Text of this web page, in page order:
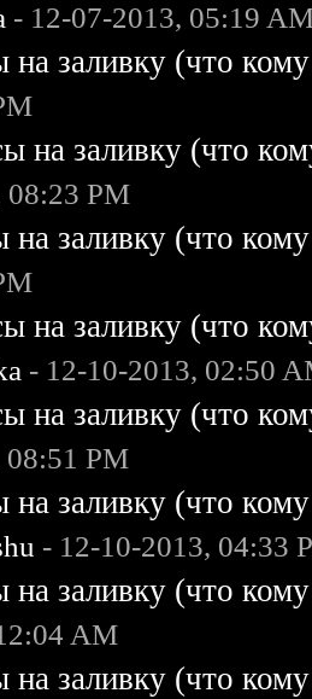
- 12-07-2013, 05:19
на заливку (что
на заливку (что
08:23 PM
на заливку (что
на заливку (что
- 12-10-2013, 02:50
на заливку (что
08:51 PM
на заливку (что
- 12-10-2013, 04:33
на заливку (что
AM
на заливку (что